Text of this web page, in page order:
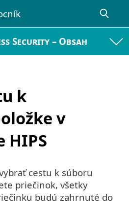
Security – Obsah
k
v
HIPS
cestu k súboru
priečinok, všetky
budú zahrnuté do